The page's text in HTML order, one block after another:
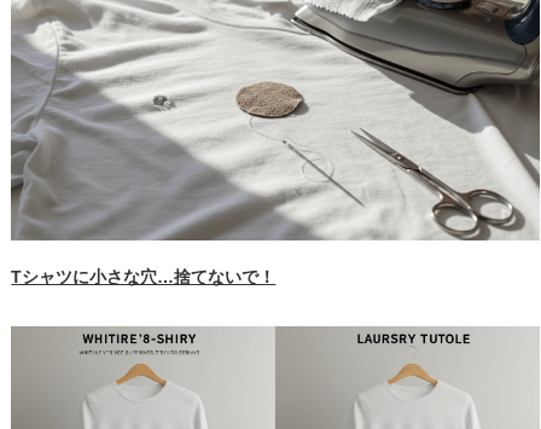
Tシャツに小さな穴…捨てないで！